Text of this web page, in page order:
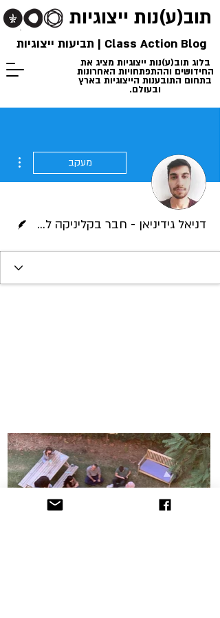
תוב(ע)נות ייצוגיות
בלוג תוב(ע)נות ייצוגיות מציג את
החידושים וההתפתחויות האחרונות
בתחום התובענות הייצוגיות בארץ
ובעולם.
Class Action Blog | תביעות ייצוגיות
מעקב
דניאל גידיניאן - חבר בקליניקה לתובענות ייצוגיות